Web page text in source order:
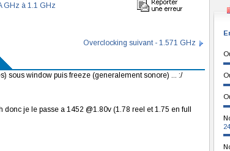
GHz à 1.1 GHz
Overclocking suivant - 1.571 GHz
sous window puis freeze (generalement sonore) ... :/
je le passe a 1452 @1.80v (1.78 reel et 1.75 en full